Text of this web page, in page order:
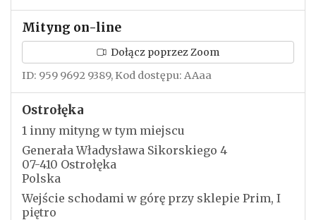
Mityng on-line
Dołącz poprzez Zoom
ID: 959 9692 9389, Kod dostępu: AAaa
Ostrołęka
1 inny mityng w tym miejscu
Generała Władysława Sikorskiego 4
07-410 Ostrołęka
Polska
Wejście schodami w górę przy sklepie Prim, I
piętro